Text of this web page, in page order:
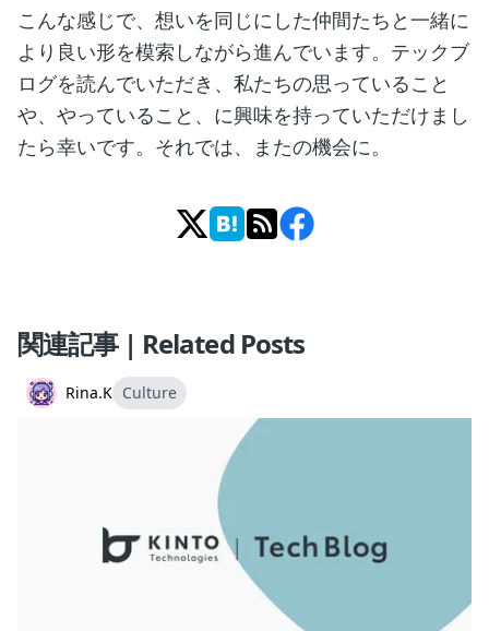
こんな感じで、想いを同じにした仲間たちと一緒に
より良い形を模索しながら進んでいます。テックブ
ログを読んでいただき、私たちの思っていること
や、やっていること、に興味を持っていただけまし
たら幸いです。それでは、またの機会に。
関連記事 | Related Posts
Rina.K Culture